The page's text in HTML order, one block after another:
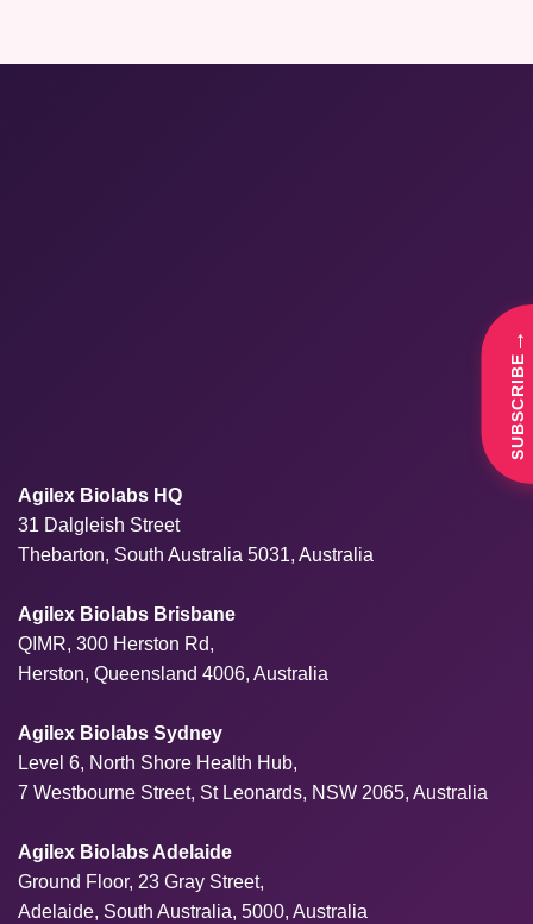
Agilex Biolabs HQ
31 Dalgleish Street
Thebarton, South Australia 5031, Australia
Agilex Biolabs Brisbane
QIMR, 300 Herston Rd,
Herston, Queensland 4006, Australia
Agilex Biolabs Sydney
Level 6, North Shore Health Hub,
7 Westbourne Street, St Leonards, NSW 2065, Australia
Agilex Biolabs Adelaide
Ground Floor, 23 Gray Street,
Adelaide, South Australia, 5000, Australia
SUBSCRIBE
→